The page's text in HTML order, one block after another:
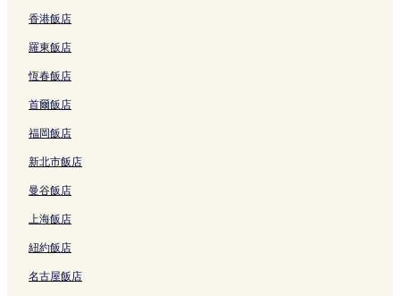
墨田的青年旅館
台東的飯店式公寓
豐島的出租公寓
豐島的青年旅館
豐島的旅館
大久保的出租公寓
香港飯店
羅東飯店
恆春飯店
首爾飯店
福岡飯店
新北市飯店
曼谷飯店
上海飯店
紐約飯店
名古屋飯店